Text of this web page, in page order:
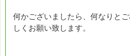
何かございましたら、何なりと
しくお願い致します。